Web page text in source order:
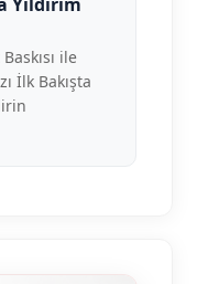
ile
İlk Bakışta